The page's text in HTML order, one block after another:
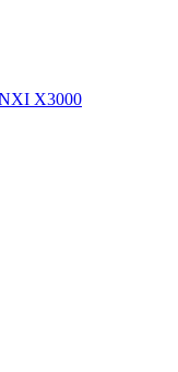
X3000